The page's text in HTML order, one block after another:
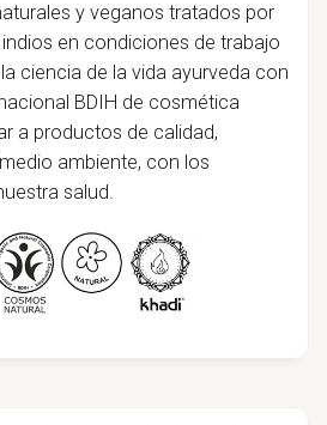
y veganos tratados por
en condiciones de trabajo
ciencia de la vida ayurveda con
BDIH de cosmética
a productos de calidad,
ambiente, con los
salud.